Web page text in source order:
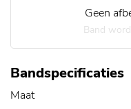
Geen
Band
Bandspecificaties
Maat